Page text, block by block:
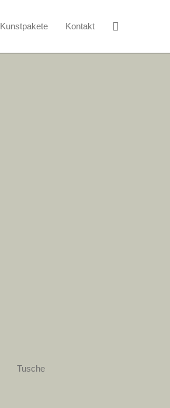
Kunstpakete Kontakt Suchen